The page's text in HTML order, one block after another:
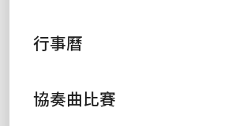
行事曆
協奏曲比賽